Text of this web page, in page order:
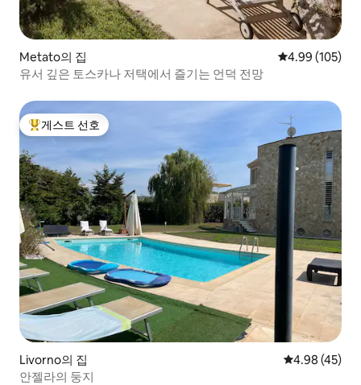
Metato의 집 평점 4.99점(5
4.99 (105)
유서 깊은 토스카나 저택에서 즐기는 언덕 전망
상위 게스트 선호
게스트 선호
Livorno의 집 평점 4.98점(5
4.98 (45)
안젤라의 둥지